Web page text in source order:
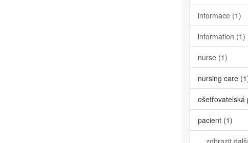
informace (1)
information (1)
nurse (1)
nursing care
ošetřovatelská
pacient (1)
... zobrazit